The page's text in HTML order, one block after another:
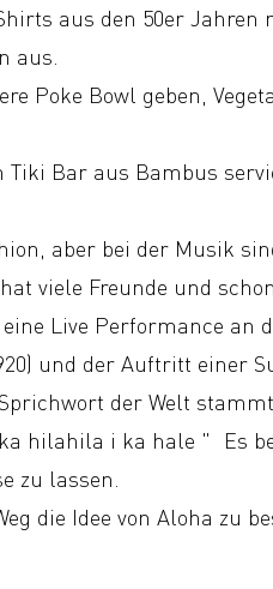
aus den 50er Jahren
aus.
Poke Bowl geben,
Bar aus Bambus
aber bei der Musik
viele Freunde und
Live Performance an
und der Auftritt einer
der Welt
ka hilahila i ka hale " Es
zu lassen.
die Idee von Aloha zu